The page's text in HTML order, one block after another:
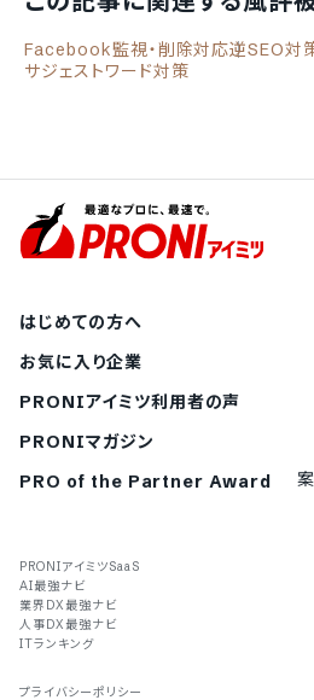
Facebook監視・削除対応逆SEO対
サジェストワード対策
はじめての方へ
お気に入り企業
PRONIアイミツ利用者の声
PRONIマガジン
PRO of the Partner Award
PRONIアイミツSaaS
AI最強ナビ
業界DX最強ナビ
人事DX最強ナビ
ITランキング
プライバシーポリシー